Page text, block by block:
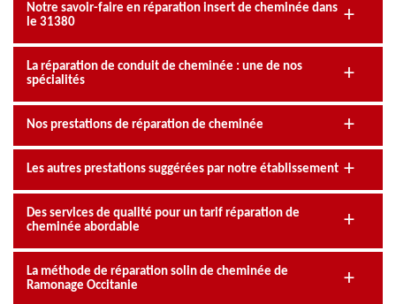
Notre savoir-faire en réparation insert de cheminée dans
le 31380
La réparation de conduit de cheminée : une de nos
spécialités
Nos prestations de réparation de cheminée
Les autres prestations suggérées par notre établissement
Des services de qualité pour un tarif réparation de
cheminée abordable
La méthode de réparation solin de cheminée de
Ramonage Occitanie